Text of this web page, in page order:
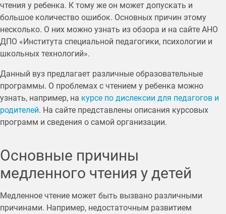
чтения у ребенка. К тому же он может допускать и
большое количество ошибок. Основных причин этому
несколько. О них можно узнать из обзора и на сайте АНО
ДПО «Института специальной педагогики, психологии и
школьных технологий».
Данный вуз предлагает различные образовательные
программы. О проблемах с чтением у ребенка можно
узнать, например, на курсе по дислексии для педагогов и
родителей. На сайте представлены описания курсовых
программ и сведения о самой организации.
Основные причины
медленного чтения у детей
Медленное чтение может быть вызвано различными
причинами. Например, недостаточным развитием